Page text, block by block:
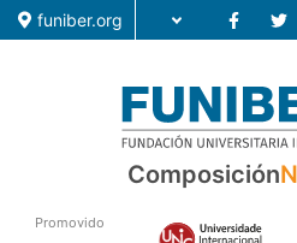
funiber.org
Composición
Promovido